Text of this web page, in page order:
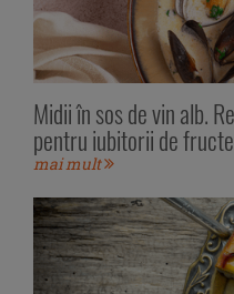
Midii în sos de vin alb.
pentru iubitorii de
mai mult